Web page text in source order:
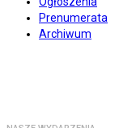
Prenumerata
Archiwum